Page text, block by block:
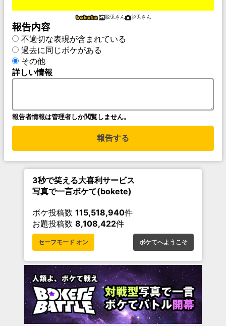
脱兎さん 脱兎さん
報告内容
不適切な表現が含まれている
過去に同じボケがある
その他
詳しい情報
報告者情報は管理者しか閲覧しません。
報告する
3秒で笑える大喜利サービス
写真で一言ボケて(bokete)
ボケ投稿数 115,518,940件
お題投稿数 8,108,422件
セーフモード オン ボケてへようこそ